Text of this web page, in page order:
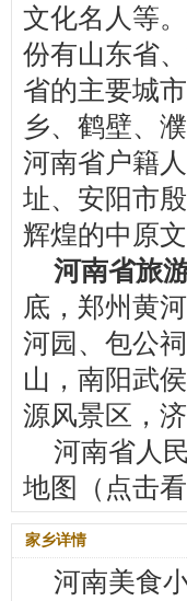
文化名人等
份有山东省
省的主要城
乡、鹤壁、
河南省户籍
址、安阳市
辉煌的中原文
河南省旅
底，郑州黄
河园、包公
山，南阳武
源风景区，
河南省人
地图（点击看
家乡详情
河南美食